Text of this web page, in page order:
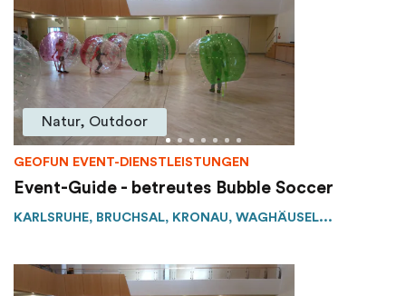
Natur, Outdoor
GEOFUN EVENT-DIENSTLEISTUNGEN
Event-Guide - betreutes Bubble Soccer
KARLSRUHE, BRUCHSAL, KRONAU, WAGHÄUSEL...